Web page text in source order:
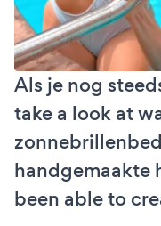
Als je nog
take a look at
handgemaakte
been able to